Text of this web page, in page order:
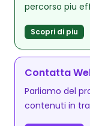
percorso piu
Scopri di piu
Contatta
Parliamo del
contenuti in